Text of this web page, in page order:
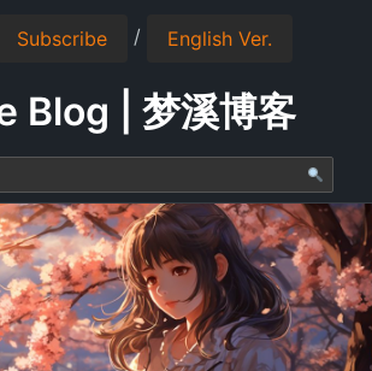
Subscribe / English Ver.
Blog | 梦溪博客